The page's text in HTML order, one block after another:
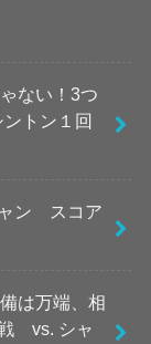
ない！3つ
トン１回
ン スコア
は万端、相
vs. シャ